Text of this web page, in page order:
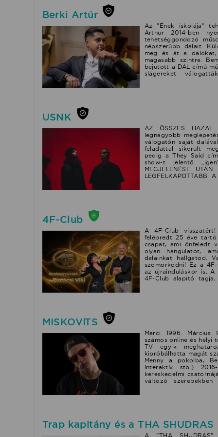
Berki Artúr
Az "Ének iskolája"
Arthur 2014-ben
tehetséggondozó
népszerűbb dalait.
meg és át a dalokat,
magasabb szintre.
bejutott a DAL című
slágereket
nyilatkoztak
dalszerző-zongorista
örökzöldeket ad elő
zenekaros
playback szóló
USNK
AZ ÖSSZES HAZAI
legnagyobb
válogatón saját
feladattal sikerült
pedig a They Said
show-t jelentő
MEGJELENÉSE
LEGFELKAPOTTABB
több, mint 3 milliós
előválogató
!FogyaszdEl!
faktor közös
USNK & Radics Gigi:
4F-Club
A 4F-Club
felébredt 25 éve
csapat, ami önfeledt
olyan hangulatot,
dalainkat hallgatod.
szomorkodni! Ez a
az újrainduláskor is. A
4F-Club alapító
életre hívta az
jártas számtalan
Több évtizedes
színpadi mozgásban
való vendégszereplés
évekbe, hiszen ő is
FELÁLLÁS 4F-Club,
Szabina Az együttes
Balatoni láz című
szombatig egész
Balatoni láz
Könnyed hangvételű,
megoldásokkal, jól
hangvételű és lírai
MISKOVITS
Marci 1996. Március
számos online és helyi
TV egyik
kipróbálhatta magát
Menny a pokolba,
Interaktív stb.)
kereskedelmi
változó
közösségi
Trap kapitány és a THA SHUDRAS
A “THA